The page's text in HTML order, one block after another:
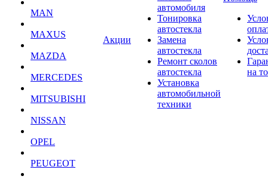
MAN
MAXUS
MAZDA
MERCEDES
MITSUBISHI
NISSAN
OPEL
PEUGEOT
Акции
автомобиля
Тонировка
автостекла
Замена
автостекла
Ремонт сколов
автостекла
Установка
автомобильной
техники
на